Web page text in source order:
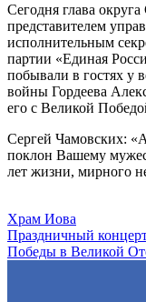
Сегодня глава
представителем
исполнительным
партии «Единая
побывали в гостях у
войны Гордеева
его с Великой
Сергей Чамовских:
поклон Вашему
лет жизни, мирного
Храм Иова
Праздничный
Победы в Великой